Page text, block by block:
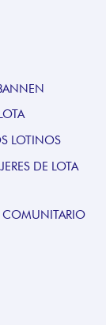
LOTINOS
DE LOTA
COMUNITARIO